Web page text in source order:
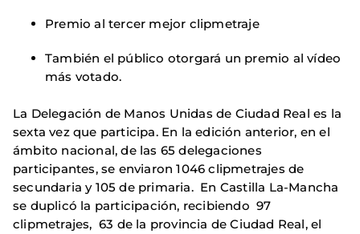
Premio al tercer mejor clipmetraje
También el público otorgará un premio al vídeo
más votado.
La Delegación de Manos Unidas de Ciudad Real es la
sexta vez que participa. En la edición anterior, en el
ámbito nacional, de las 65 delegaciones
participantes, se enviaron 1046 clipmetrajes de
secundaria y 105 de primaria. En Castilla La-Mancha
se duplicó la participación, recibiendo 97
clipmetrajes, 63 de la provincia de Ciudad Real, el